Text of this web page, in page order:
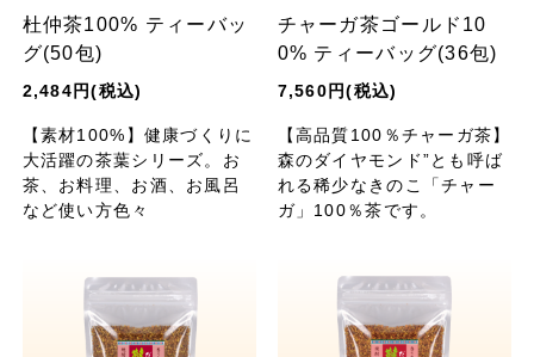
杜仲茶100% ティーバッ
グ(50包)
2,484円(税込)
【素材100%】健康づくりに
大活躍の茶葉シリーズ。お
茶、お料理、お酒、お風呂
など使い方色々
チャーガ茶ゴールド10
0% ティーバッグ(36包)
7,560円(税込)
【高品質100％チャーガ茶】
森のダイヤモンド”とも呼ば
れる稀少なきのこ「チャー
ガ」100％茶です。